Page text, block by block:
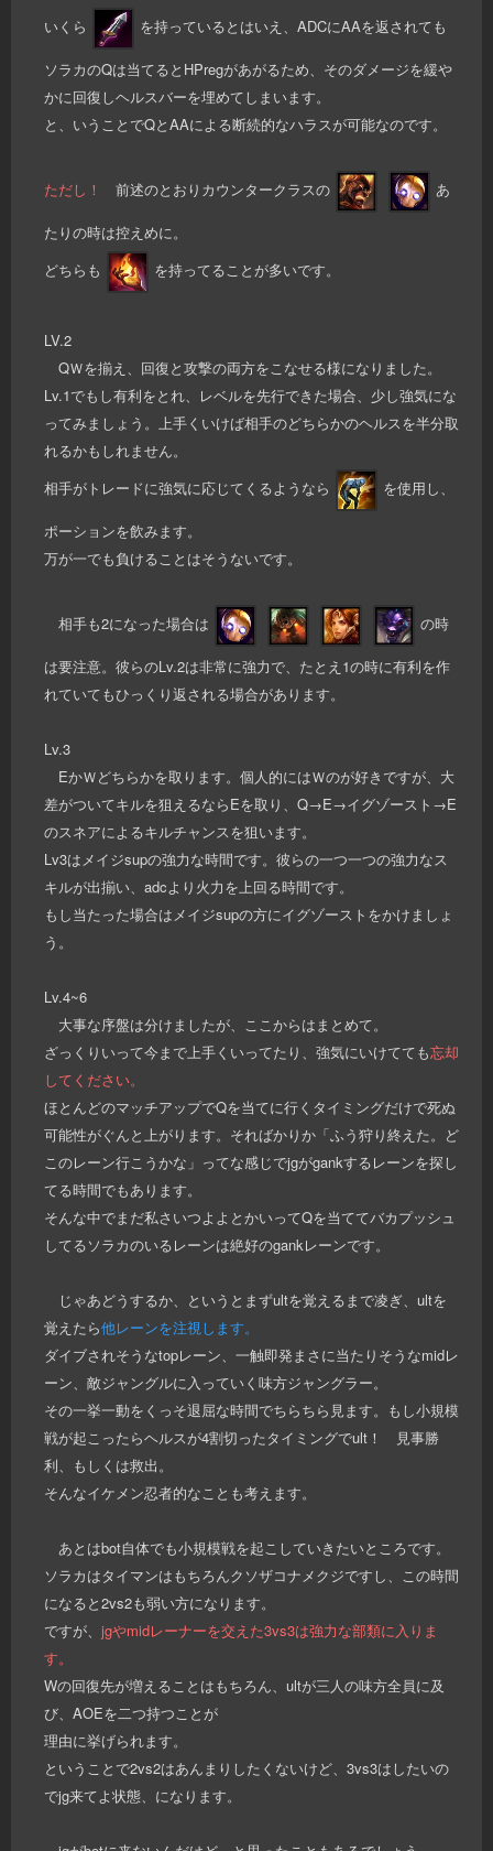
いくら を持っているとはいえ、ADCにAAを返されても
ソラカのQは当てるとHPregがあがるため、そのダメージを緩や
かに回復しヘルスバーを埋めてしまいます。
と、いうことでQとAAによる断続的なハラスが可能なのです。
ただし！ 前述のとおりカウンタークラスの あ
たりの時は控えめに。
どちらも
を持ってることが多いです。
LV.2
QＷを揃え、回復と攻撃の両方をこなせる様になりました。
Lv.1でもし有利をとれ、レベルを先行できた場合、少し強気にな
ってみましょう。上手くいけば相手のどちらかのヘルスを半分取
れるかもしれません。
相手がトレードに強気に応じてくるようなら
を使用し、
ポーションを飲みます。
万が一でも負けることはそうないです。
相手も2になった場合は の時
は要注意。彼らのLv.2は非常に強力で、たとえ1の時に有利を作
れていてもひっくり返される場合があります。
Lv.3
EかＷどちらかを取ります。個人的にはＷのが好きですが、大
差がついてキルを狙えるならEを取り、Q→E→イグゾースト→E
のスネアによるキルチャンスを狙います。
Lv3はメイジsupの強力な時間です。彼らの一つ一つの強力なス
キルが出揃い、adcより火力を上回る時間です。
もし当たった場合はメイジsupの方にイグゾーストをかけましょ
う。
Lv.4~6
大事な序盤は分けましたが、ここからはまとめて。
ざっくりいって今まで上手くいってたり、強気にいけてても忘却
してください。
ほとんどのマッチアップでQを当てに行くタイミングだけで死ぬ
可能性がぐんと上がります。そればかりか「ふう狩り終えた。ど
このレーン行こうかな」ってな感じでjgがgankするレーンを探し
てる時間でもあります。
そんな中でまだ私さいつよよとかいってQを当ててバカプッシュ
してるソラカのいるレーンは絶好のgankレーンです。
じゃあどうするか、というとまずultを覚えるまで凌ぎ、ultを
覚えたら他レーンを注視します。
ダイブされそうなtopレーン、一触即発まさに当たりそうなmidレ
ーン、敵ジャングルに入っていく味方ジャングラー。
その一挙一動をくっそ退屈な時間でちらちら見ます。もし小規模
戦が起こったらヘルスが4割切ったタイミングでult！ 見事勝
利、もしくは救出。
そんなイケメン忍者的なことも考えます。
あとはbot自体でも小規模戦を起こしていきたいところです。
ソラカはタイマンはもちろんクソザコナメクジですし、この時間
になると2vs2も弱い方になります。
ですが、 jgやmidレーナーを交えた3vs3は強力な部類に入りま
す。
Wの回復先が増えることはもちろん、ultが三人の味方全員に及
び、AOEを二つ持つことが
理由に挙げられます。
ということで2vs2はあんまりしたくないけど、3vs3はしたいの
でjg来てよ状態、になります。